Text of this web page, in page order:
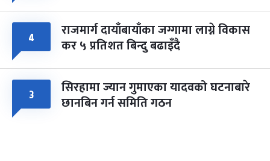
४ राजमार्ग दायाँबायाँका जग्गामा लाग्ने विकास
कर ५ प्रतिशत बिन्दु बढाइँदै
३ सिरहामा ज्यान गुमाएका यादवको घटनाबारे
छानबिन गर्न समिति गठन